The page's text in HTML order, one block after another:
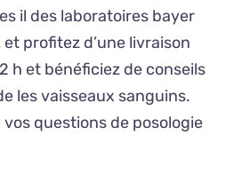
il des laboratoires bayer
profitez d’une livraison
h et bénéficiez de conseils
les vaisseaux sanguins.
questions de posologie